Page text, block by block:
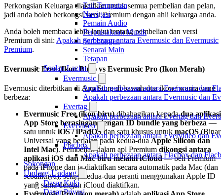
Fail Tempatan
Navigasi
Pemain Audio
Perpustakaan Muzik
Sambungan
Senarai Main
Tetapan
Soalan Lazim
Evermusic
Apakah perbezaan antara Evermusic dan
Apakah perbezaan antara Evermusic dan
Evertag
Apakah perbezaan antara Evertag dan
Evervideo
Apakah perbezaan antara Evervideo dan
Flacbox
Apakah perbezaan antara Flacbox dan
Sokongan
Undang-Undang
Dasar Kuki
Dasar Privasi
Perkongsian Keluarga diaktifkan untuk semua pembelian dan pelan,
jadi anda boleh berkongsi versi Premium dengan ahli keluarga anda.
Anda boleh membaca lebih lanjut tentang pembelian dan versi
Premium di sini: Apakah perbezaan antara Evermusic dan Evermusic
Premium.
Evermusic Free (Ikon Biru) vs Evermusic Pro (Ikon Merah)
Evermusic diterbitkan di App Store di bawah dua ikon / warna yang
berbeza:
Evermusic Free (ikon biru)dibahagikan kepadadua aplikasi
App Store berasingan dengan ID bundle yang berbeza—
satu untuk iOS / iPadOSdan satu khusus untuk macOS
Universal yang berjalan pada kedua-duaApple Silicon dan
Intel Mac). Pembelian dalam apl Premium dikongsi antara
aplikasi iOS dan Mac biru melalui iCloud— beli Premium
pada iPhone dan ia diaktifkan secara automatik pada Mac (dan
sebaliknya), selagi kedua-dua peranti menggunakan Apple ID
yang sama dengan iCloud diaktifkan.